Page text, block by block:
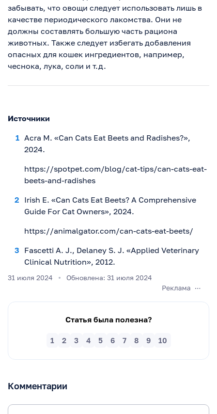
забывать, что овощи следует использовать лишь в
качестве периодического лакомства. Они не
должны составлять большую часть рациона
животных. Также следует избегать добавления
опасных для кошек ингредиентов, например,
чеснока, лука, соли и т.д.
Источники
Acra M. «Can Cats Eat Beets and Radishes?»,
2024.
https://spotpet.com/blog/cat-tips/can-cats-eat-
beets-and-radishes
Irish E. «Can Cats Eat Beets? A Comprehensive
Guide For Cat Owners», 2024.
https://animalgator.com/can-cats-eat-beets/
Fascetti A. J., Delaney S. J. «Applied Veterinary
Clinical Nutrition», 2012.
31 июля 2024 Обновлена: 31 июля 2024
Статья была полезна?
10
9
8
7
6
5
4
3
2
1
Комментарии